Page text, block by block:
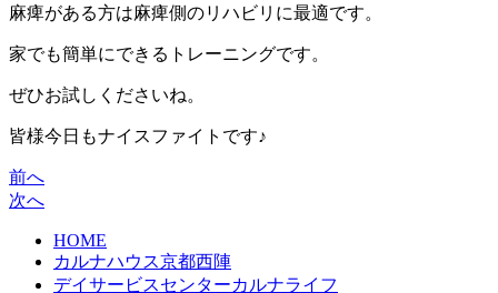
麻痺がある方は麻痺側のリハビリに最適です。
家でも簡単にできるトレーニングです。
ぜひお試しくださいね。
皆様今日もナイスファイトです♪
前へ
次へ
HOME
カルナハウス京都西陣
デイサービスセンターカルナライフ